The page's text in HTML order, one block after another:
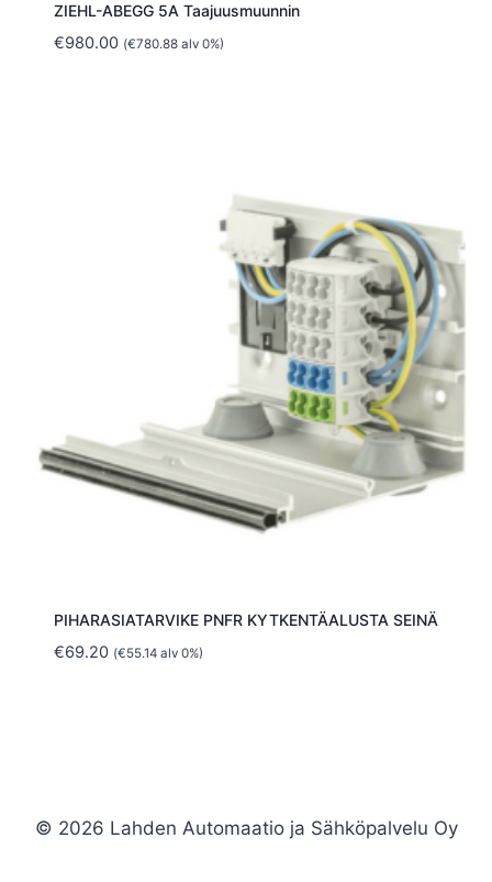
ZIEHL-ABEGG 5A Taajuusmuunnin
€980.00 (€780.88alv 0%)
PIHARASIATARVIKE PNFR KYTKENTÄALUSTA SEINÄ
€69.20 (€55.14alv 0%)
© 2026 Lahden Automaatio ja Sähköpalvelu Oy